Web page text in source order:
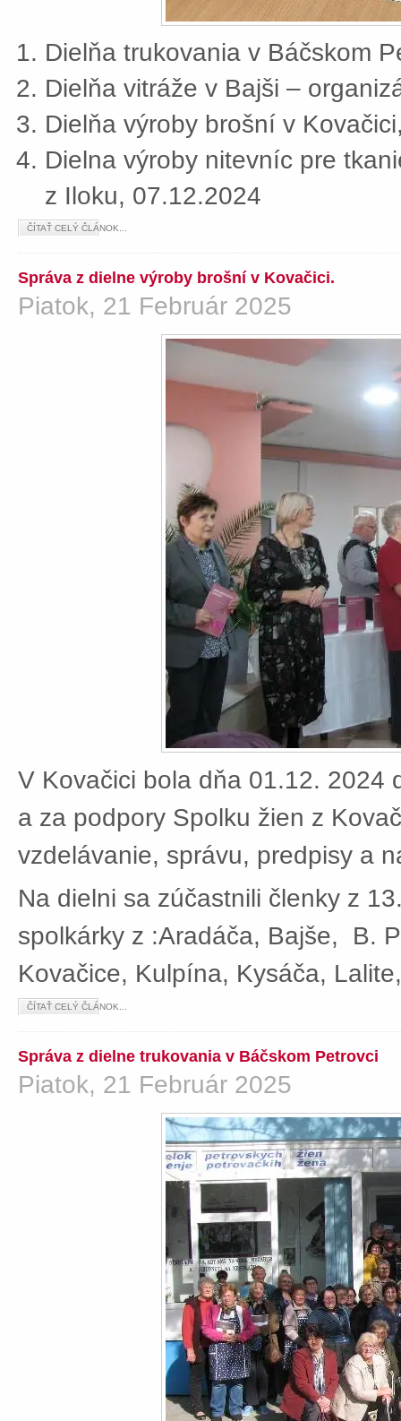
Dielňa trukovania v Báčskom
Dielňa vitráže v Bajši –
Dielňa výroby brošní v
Dielna výroby nitevníc pre
z Iloku, 07.12.2024
ČÍTAŤ CELÝ ČLÁNOK...
Správa z dielne výroby brošní v Kovačici.
Piatok, 21 Február 2025
V Kovačici bola dňa 01.12. 2024
a za podpory Spolku žien z
vzdelávanie, správu, predpisy a
Na dielni sa zúčastnili členky z
spolkárky z :Aradáča, Bajše, B.
Kovačice, Kulpína, Kysáča,
ČÍTAŤ CELÝ ČLÁNOK...
Správa z dielne trukovania v Báčskom Petrovci
Piatok, 21 Február 2025